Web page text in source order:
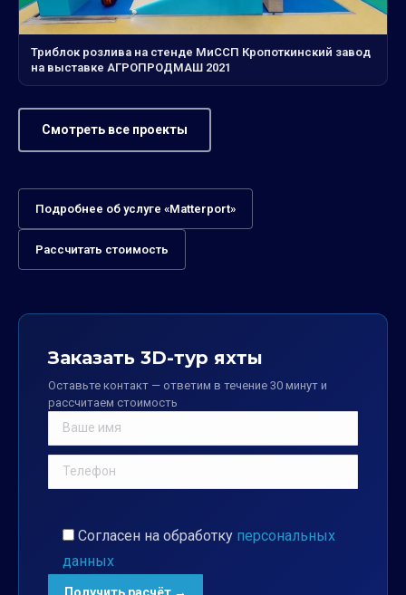
Триблок розлива на стенде МиССП Кропоткинский завод
на выставке АГРОПРОДМАШ 2021
Смотреть все проекты
Подробнее об услуге «Matterport»
Рассчитать стоимость
Заказать 3D-тур яхты
Оставьте контакт — ответим в течение 30 минут и
рассчитаем стоимость
Согласен на обработку персональных
данных